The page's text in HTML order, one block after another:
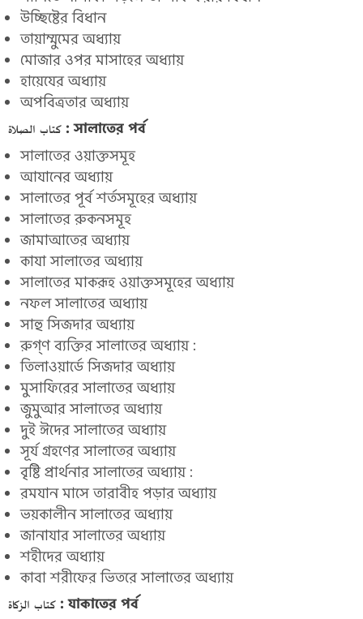
উচ্ছিষ্টের বিধান
তায়াম্মুমের অধ্যায়
মোজার ওপর মাসাহের অধ্যায়
হায়েযের অধ্যায়
অপবিত্রতার অধ্যায়
كتاب الصلاة : সালাতের পর্ব
সালাতের ওয়াক্তসমূহ
আযানের অধ্যায়
সালাতের পূর্ব শর্তসমূহের অধ্যায়
সালাতের রুকনসমূহ
জামাআতের অধ্যায়
কাযা সালাতের অধ্যায়
সালাতের মাকরূহ ওয়াক্তসমূহের অধ্যায়
নফল সালাতের অধ্যায়
সাহু সিজদার অধ্যায়
রুগ্‌ণ ব্যক্তির সালাতের অধ্যায় :
তিলাওয়ার্ডে সিজদার অধ্যায়
মুসাফিরের সালাতের অধ্যায়
জুমুআর সালাতের অধ্যায়
দুই ঈদের সালাতের অধ্যায়
সূর্য গ্রহণের সালাতের অধ্যায়
বৃষ্টি প্রার্থনার সালাতের অধ্যায় :
রমযান মাসে তারাবীহ পড়ার অধ্যায়
ভয়কালীন সালাতের অধ্যায়
জানাযার সালাতের অধ্যায়
শহীদের অধ্যায়
কাবা শরীফের ভিতরে সালাতের অধ্যায়
كتاب الزكاة : যাকাতের পর্ব